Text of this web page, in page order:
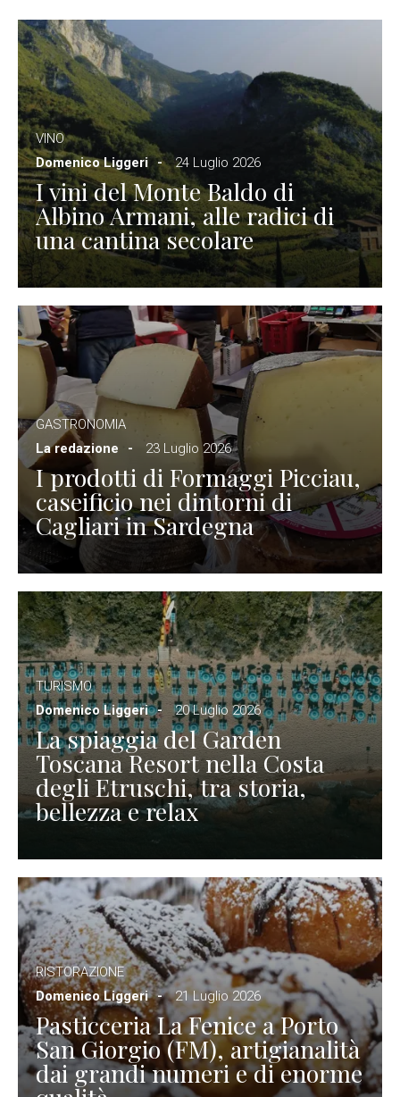
VINO
Domenico Liggeri
24 Luglio 2026
I vini del Monte Baldo di
Albino Armani, alle radici di
una cantina secolare
GASTRONOMIA
La redazione
23 Luglio 2026
I prodotti di Formaggi Picciau,
caseificio nei dintorni di
Cagliari in Sardegna
TURISMO
Domenico Liggeri
20 Luglio 2026
La spiaggia del Garden
Toscana Resort nella Costa
degli Etruschi, tra storia,
bellezza e relax
RISTORAZIONE
Domenico Liggeri
21 Luglio 2026
Pasticceria La Fenice a Porto
San Giorgio (FM), artigianalità
dai grandi numeri e di enorme